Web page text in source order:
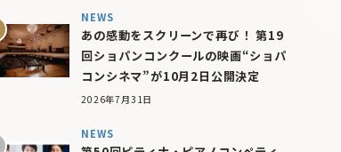
NEWS
あの感動をスクリーンで再び！ 第19
回ショパンコンクールの映画“ショパ
コンシネマ”が10月2日公開決定
2026年7月31日
NEWS